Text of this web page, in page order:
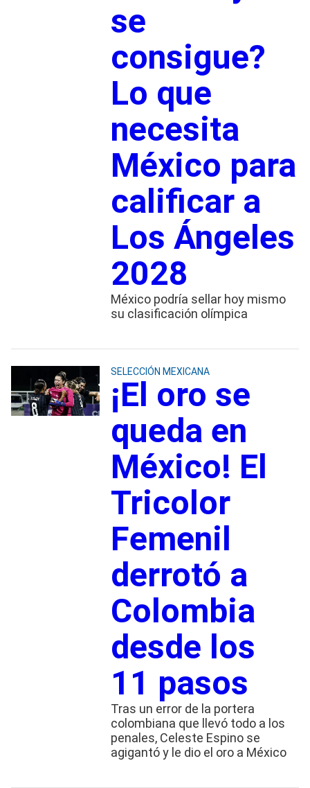
se
consigue?
Lo que
necesita
México para
calificar a
Los Ángeles
2028
México podría sellar hoy mismo
su clasificación olímpica
SELECCIÓN MEXICANA
¡El oro se
queda en
México! El
Tricolor
Femenil
derrotó a
Colombia
desde los
11 pasos
Tras un error de la portera
colombiana que llevó todo a los
penales, Celeste Espino se
agigantó y le dio el oro a México